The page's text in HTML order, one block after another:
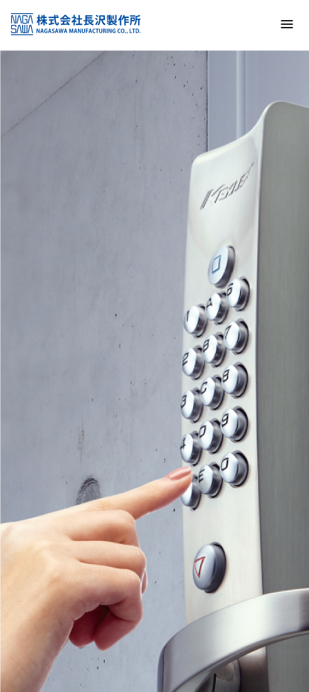
NAGASAWA MFG. CO., LTD.
信頼と技術で未来の安全を支える